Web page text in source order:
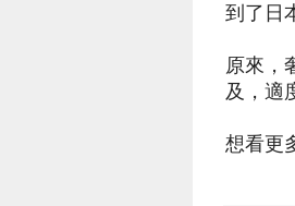
到了日
原來，
及，適
想看更